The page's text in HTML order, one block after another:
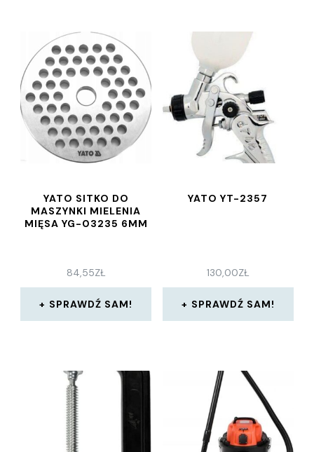
YATO SITKO DO
MASZYNKI MIELENIA
MIĘSA YG-03235 6MM
84,55ZŁ
SPRAWDŹ SAM!
YATO YT-2357
130,00ZŁ
SPRAWDŹ SAM!